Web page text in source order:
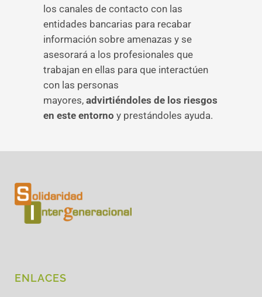
los canales de contacto con las
entidades bancarias para recabar
información sobre amenazas y se
asesorará a los profesionales que
trabajan en ellas para que interactúen
con las personas
mayores, advirtiéndoles de los riesgos
en este entorno y prestándoles ayuda.
ENLACES